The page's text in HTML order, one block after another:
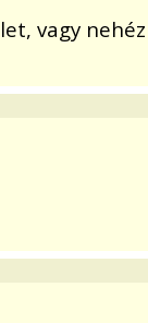
vagy